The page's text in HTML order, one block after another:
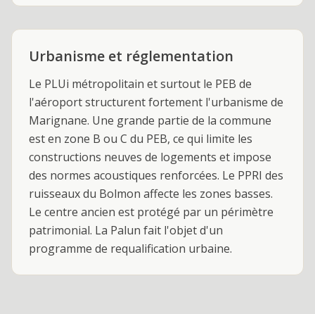
Urbanisme et réglementation
Le PLUi métropolitain et surtout le PEB de
l'aéroport structurent fortement l'urbanisme de
Marignane. Une grande partie de la commune
est en zone B ou C du PEB, ce qui limite les
constructions neuves de logements et impose
des normes acoustiques renforcées. Le PPRI des
ruisseaux du Bolmon affecte les zones basses.
Le centre ancien est protégé par un périmètre
patrimonial. La Palun fait l'objet d'un
programme de requalification urbaine.